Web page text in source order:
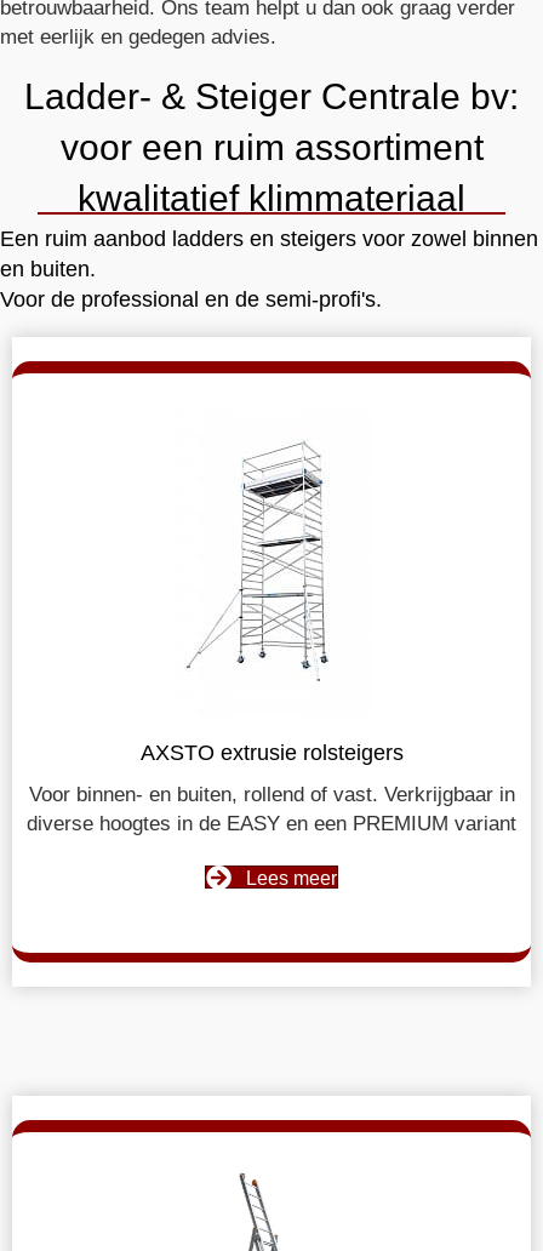
betrouwbaarheid. Ons team helpt u dan ook graag verder
met eerlijk en gedegen advies.
Ladder- & Steiger Centrale bv:
voor een ruim assortiment
kwalitatief klimmateriaal
Een ruim aanbod ladders en steigers voor zowel binnen
en buiten.
Voor de professional en de semi-profi's.
AXSTO extrusie rolsteigers
Voor binnen- en buiten, rollend of vast. Verkrijgbaar in
diverse hoogtes in de EASY en een PREMIUM variant
Lees meer